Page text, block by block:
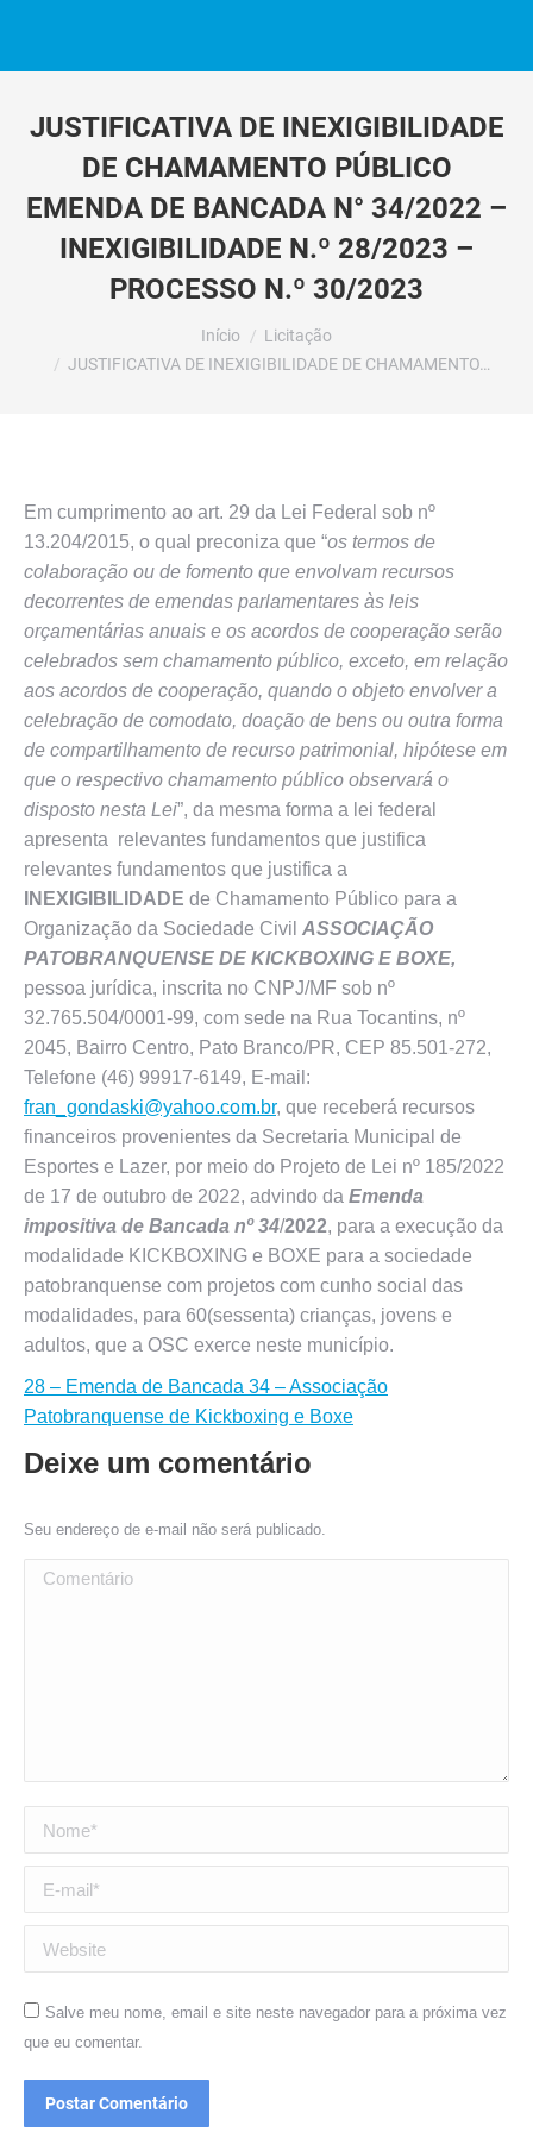
JUSTIFICATIVA DE INEXIGIBILIDADE
DE CHAMAMENTO PÚBLICO
EMENDA DE BANCADA N° 34/2022 –
INEXIGIBILIDADE N.º 28/2023 –
PROCESSO N.º 30/2023
Início
Licitação
JUSTIFICATIVA DE INEXIGIBILIDADE DE CHAMAMENTO…
Em cumprimento ao art. 29 da Lei Federal sob nº
13.204/2015, o qual preconiza que “os termos de
colaboração ou de fomento que envolvam recursos
decorrentes de emendas parlamentares às leis
orçamentárias anuais e os acordos de cooperação serão
celebrados sem chamamento público, exceto, em relação
aos acordos de cooperação, quando o objeto envolver a
celebração de comodato, doação de bens ou outra forma
de compartilhamento de recurso patrimonial, hipótese em
que o respectivo chamamento público observará o
disposto nesta Lei”, da mesma forma a lei federal
apresenta relevantes fundamentos que justifica
relevantes fundamentos que justifica a
INEXIGIBILIDADE de Chamamento Público para a
Organização da Sociedade Civil ASSOCIAÇÃO
PATOBRANQUENSE DE KICKBOXING E BOXE,
pessoa jurídica, inscrita no CNPJ/MF sob nº
32.765.504/0001-99, com sede na Rua Tocantins, nº
2045, Bairro Centro, Pato Branco/PR, CEP 85.501-272,
Telefone (46) 99917-6149, E-mail:
fran_gondaski@yahoo.com.br, que receberá recursos
financeiros provenientes da Secretaria Municipal de
Esportes e Lazer, por meio do Projeto de Lei nº 185/2022
de 17 de outubro de 2022, advindo da Emenda
impositiva de Bancada nº 34/2022, para a execução da
modalidade KICKBOXING e BOXE para a sociedade
patobranquense com projetos com cunho social das
modalidades, para 60(sessenta) crianças, jovens e
adultos, que a OSC exerce neste município.
28 – Emenda de Bancada 34 – Associação
Patobranquense de Kickboxing e Boxe
Deixe um comentário
Seu endereço de e-mail não será publicado.
Comentário
Nome *
E-mail *
Website
Salve meu nome, email e site neste navegador para a próxima vez
que eu comentar.
Postar Comentário